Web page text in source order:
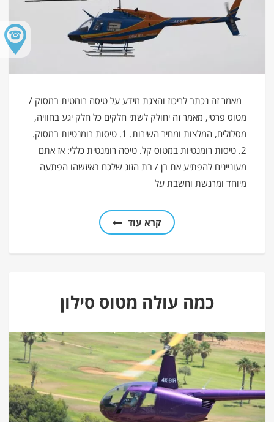
מאמר זה נכתב לריכוז והצגת מידע על טיסה רומטית במסוק /
מטוס פרטי, מאמר זה יחולק לשתי חלקים כל חלק יגע בחוויה,
מסלולים, המלצות ומחיר השירות. 1. טיסות רומנטיות במסוק.
2. טיסות רומנטיות במטוס קל. טיסה רומנטית כללי: אז אתם
מעוניינים להפתיע את בן / בת הזוג שלכם באיזשהו הפתעה
מיוחד ומרגשת וחשבת על
קרא עוד
כמה עולה מטוס סילון